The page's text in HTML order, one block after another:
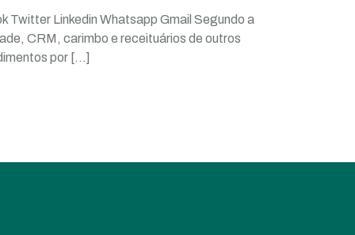
Twitter Linkedin Whatsapp Gmail Segundo a
CRM, carimbo e receituários de outros
por […]